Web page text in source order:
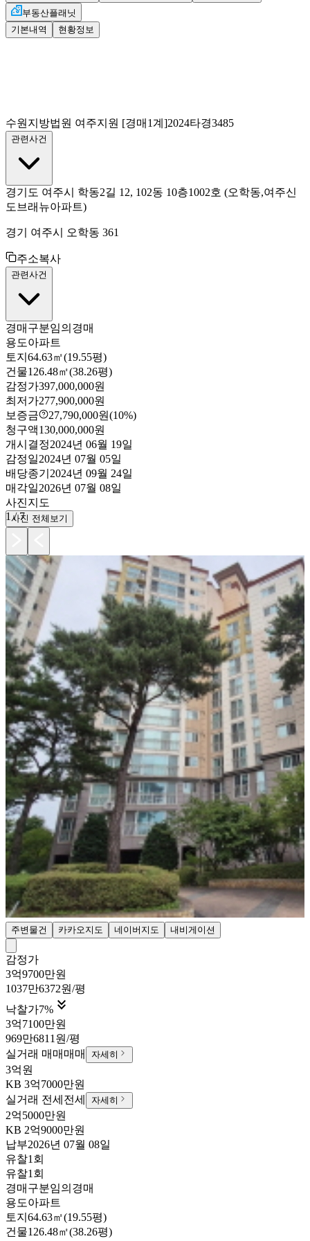
부동산플래닛
기본내역
현황정보
수원지방법원 여주지원 [경매1계]2024타경3485
관련사건
경기도 여주시 학동2길 12, 102동 10층1002호 (오학동,여주신
도브래뉴아파트)
경기 여주시 오학동 361
주소복사
관련사건
경매구분임의경매
용도아파트
토지 64.63㎡(19.55평)
건물126.48㎡(38.26평)
감정가397,000,000원
최저가277,900,000원
보증금
27,790,000원(10%)
청구액130,000,000원
개시결정2024년 06월 19일
감정일2024년 07월 05일
배당종기 2024년 09월 24일
매각일2026년 07월 08일
사진지도
1 /7
사진 전체보기
주변물건 카카오지도 네이버지도 내비게이션
감정가
3억9700만원
1037만6372원/평
낙찰가7% 
3억7100만원
969만6811원/평
실거래 매매 매매 자세히
3억원
KB 3억7000만원
실거래 전세 전세 자세히
2억5000만원
KB 2억9000만원
납부2026년 07월 08일
유찰1회
유찰1회
경매구분임의경매
용도아파트
토지 64.63㎡(19.55평)
건물126.48㎡(38.26평)